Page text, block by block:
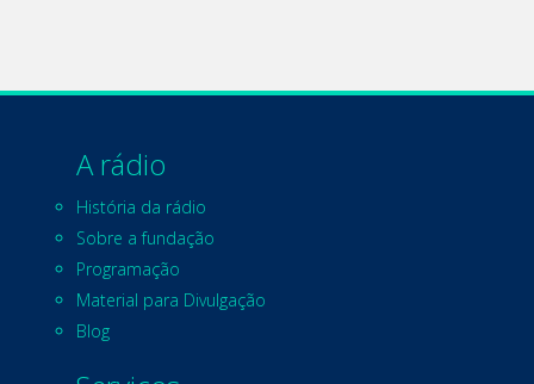
A rádio
História da rádio
Sobre a fundação
Programação
Material para Divulgação
Blog